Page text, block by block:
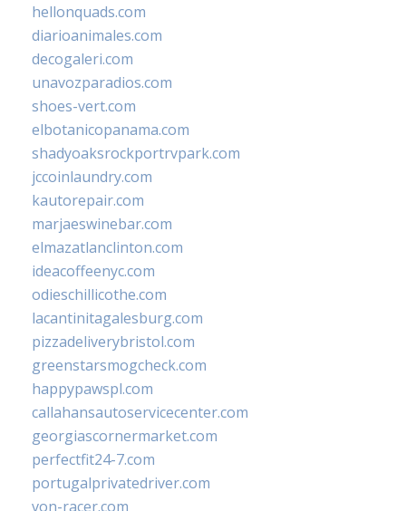
hellonquads.com
diarioanimales.com
decogaleri.com
unavozparadios.com
shoes-vert.com
elbotanicopanama.com
shadyoaksrockportrvpark.com
jccoinlaundry.com
kautorepair.com
marjaeswinebar.com
elmazatlanclinton.com
ideacoffeenyc.com
odieschillicothe.com
lacantinitagalesburg.com
pizzadeliverybristol.com
greenstarsmogcheck.com
happypawspl.com
callahansautoservicecenter.com
georgiascornermarket.com
perfectfit24-7.com
portugalprivatedriver.com
von-racer.com